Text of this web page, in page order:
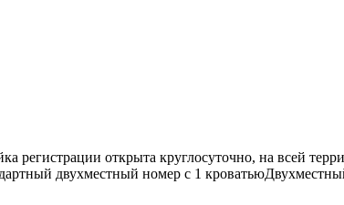
открыта круглосуточно, на всей
двухместный номер с 1